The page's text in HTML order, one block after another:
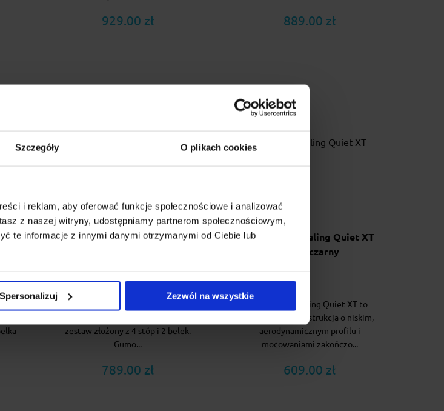
Szczegóły O plikach cookies
i reklam, aby oferować funkcje społecznościowe i analizować
z naszej witryny, udostępniamy partnerom społecznościowym,
te informacje z innymi danymi otrzymanymi od Ciebie lub
Spersonalizuj Zezwól na wszystkie
929.00 zł 889.00 zł
Bagażnik dachowy Thule
Uniwersalny bagażnik z stalową belką
zestaw złożony z 4 stóp i 2 belek.
Gumo...
789.00 zł
Bagażnik na reling Quiet XT
78/78 czarny
Bagażnik na reling Quiet XT to
nowoczesna konstrukcja o niskim,
aerodynamicznym profilu i
mocowaniami zakończo...
609.00 zł